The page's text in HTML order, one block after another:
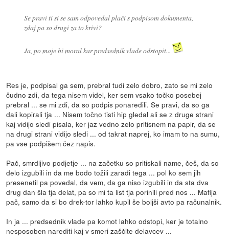
Se pravi ti si se sam odpovedal plači s podpisom dokumenta,
zdaj pa so drugi za to krivi?
Ja, po moje bi moral kar predsednik vlade odstopit...
Res je, podpisal ga sem, prebral tudi zelo dobro, zato se mi zelo
čudno zdi, da tega nisem videl, ker sem vsako točko posebej
prebral ... se mi zdi, da so podpis ponaredili. Se pravi, da so ga
dali kopirali tja ... Nisem točno tisti hip gledal ali se z druge strani
kaj vidijo sledi pisala, ker jaz vedno zelo pritisnem na papir, da se
na drugi strani vidijo sledi ... od takrat naprej, ko imam to na sumu,
pa vse podpišem čez napis.
Pač, smrdljivo podjetje ... na začetku so pritiskali name, češ, da so
delo izgubili in da me bodo tožili zaradi tega ... pol ko sem jih
presenetil pa povedal, da vem, da ga niso izgubili in da sta dva
drug dan šla tja delat, pa so mi ta list tja porinili pred nos ... Mafija
pač, samo da si bo drek-tor lahko kupil še boljši avto pa računalnik.
In ja ... predsednik vlade pa komot lahko odstopi, ker je totalno
nesposoben narediti kaj v smeri zaščite delavcev ...